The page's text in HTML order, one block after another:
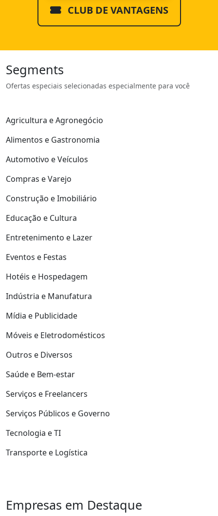
CLUB DE VANTAGENS
Segments
Ofertas especiais selecionadas especialmente para você
Agricultura e Agronegócio
Alimentos e Gastronomia
Automotivo e Veículos
Compras e Varejo
Construção e Imobiliário
Educação e Cultura
Entretenimento e Lazer
Eventos e Festas
Hotéis e Hospedagem
Indústria e Manufatura
Mídia e Publicidade
Móveis e Eletrodomésticos
Outros e Diversos
Saúde e Bem-estar
Serviços e Freelancers
Serviços Públicos e Governo
Tecnologia e TI
Transporte e Logística
Empresas em Destaque